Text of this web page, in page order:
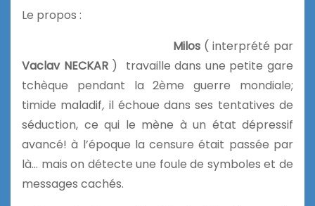
Le propos :
Milos( interprété par
Vaclav NECKAR) travaille dans une petite gare
tchèque pendant la 2ème guerre mondiale;
timide maladif, il échoue dans ses tentatives de
séduction, ce qui le mène à un état dépressif
avancé! à l’époque la censure était passée par
là… mais on détecte une foule de symboles et de
messages cachés.